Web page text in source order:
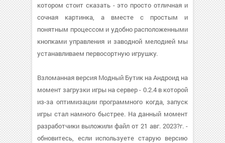
котором стоит сказать - это просто отличная и
сочная картинка, а вместе с простым и
понятным процессом и удобно расположенными
кнопками управления и заводной мелодией мы
устанавливаем первосортную игрушку.
Взломанная версия Модный Бутик на Андроид на
момент загрузки игры на сервер - 0.2.4 в которой
из-за оптимизации программного когда, запуск
игры стал намного быстрее. На данный момент
разработчики выложили файл от 21 авг. 2023?г. -
обновитесь, если используете старую версию